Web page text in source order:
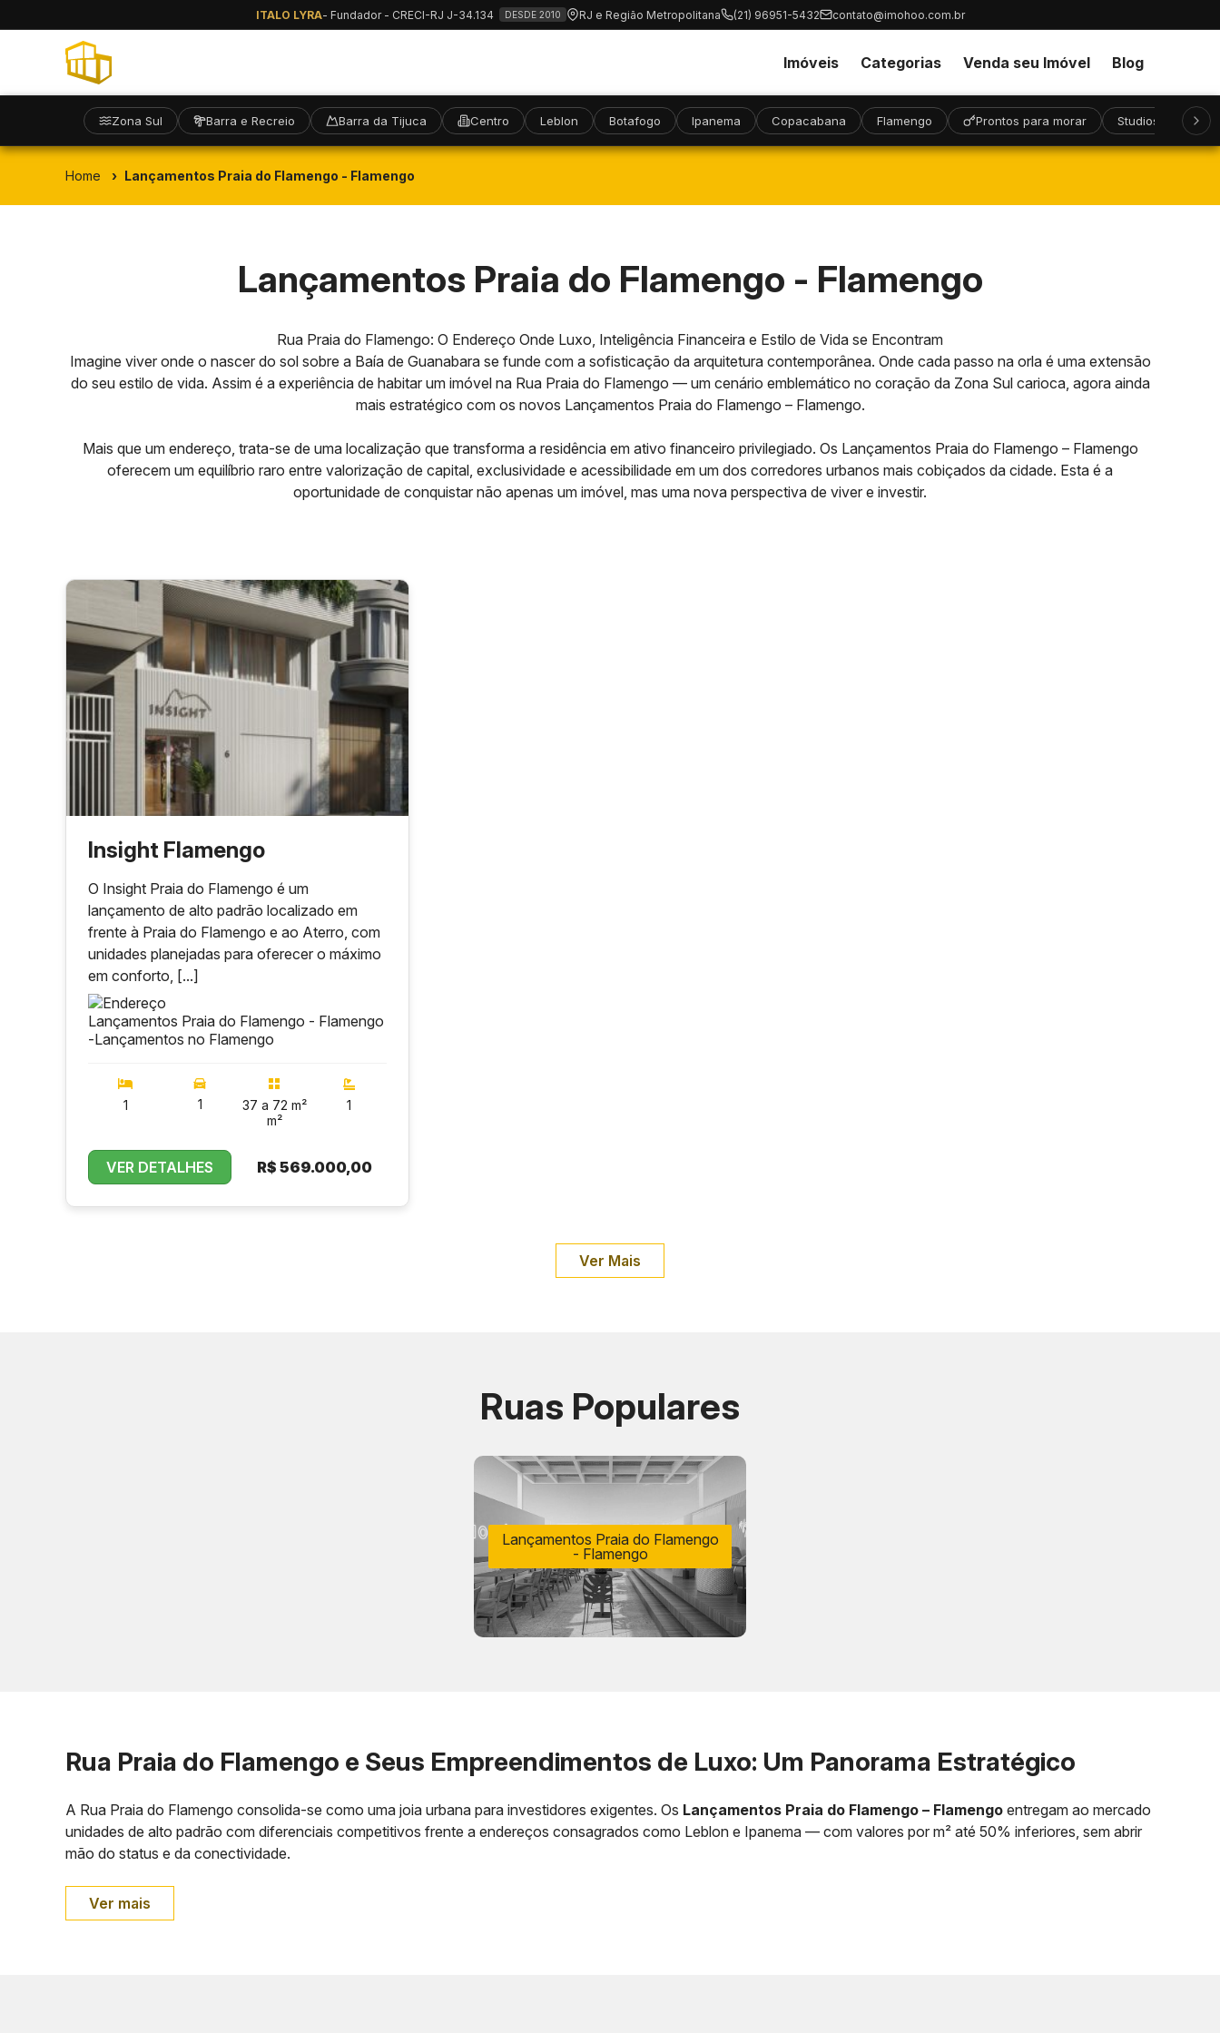
ITALO LYRA- Fundador - CRECI-RJ J-34.134 DESDE 2010 RJ e Região Metropolitana (21) 96951-5432 contato@imohoo.com.br
Imóveis Categorias Venda seu Imóvel Blog
Zona Sul Barra e Recreio Barra da Tijuca Centro Leblon Botafogo Ipanema Copacabana Flamengo Prontos para morar Studios Alto
Home Lançamentos Praia do Flamengo - Flamengo
Lançamentos Praia do Flamengo - Flamengo
Rua Praia do Flamengo: O Endereço Onde Luxo, Inteligência Financeira e Estilo de Vida se Encontram
Imagine viver onde o nascer do sol sobre a Baía de Guanabara se funde com a sofisticação da arquitetura contemporânea. Onde cada passo na orla é uma extensão
do seu estilo de vida. Assim é a experiência de habitar um imóvel na Rua Praia do Flamengo — um cenário emblemático no coração da Zona Sul carioca, agora ainda
mais estratégico com os novos Lançamentos Praia do Flamengo – Flamengo.
Mais que um endereço, trata-se de uma localização que transforma a residência em ativo financeiro privilegiado. Os Lançamentos Praia do Flamengo – Flamengo
oferecem um equilíbrio raro entre valorização de capital, exclusividade e acessibilidade em um dos corredores urbanos mais cobiçados da cidade. Esta é a
oportunidade de conquistar não apenas um imóvel, mas uma nova perspectiva de viver e investir.
Insight Flamengo
O Insight Praia do Flamengo é um
lançamento de alto padrão localizado em
frente à Praia do Flamengo e ao Aterro, com
unidades planejadas para oferecer o máximo
em conforto, [...]
Lançamentos Praia do Flamengo - Flamengo
-Lançamentos no Flamengo
1 1
37 a 72 m²
m²
1
VER DETALHES R$ 569.000,00
Ver Mais
Ruas Populares
Lançamentos Praia do Flamengo
- Flamengo
Rua Praia do Flamengo e Seus Empreendimentos de Luxo: Um Panorama Estratégico
A Rua Praia do Flamengo consolida-se como uma joia urbana para investidores exigentes. Os Lançamentos Praia do Flamengo – Flamengo entregam ao mercado
unidades de alto padrão com diferenciais competitivos frente a endereços consagrados como Leblon e Ipanema — com valores por m² até 50% inferiores, sem abrir
mão do status e da conectividade.
Ver mais